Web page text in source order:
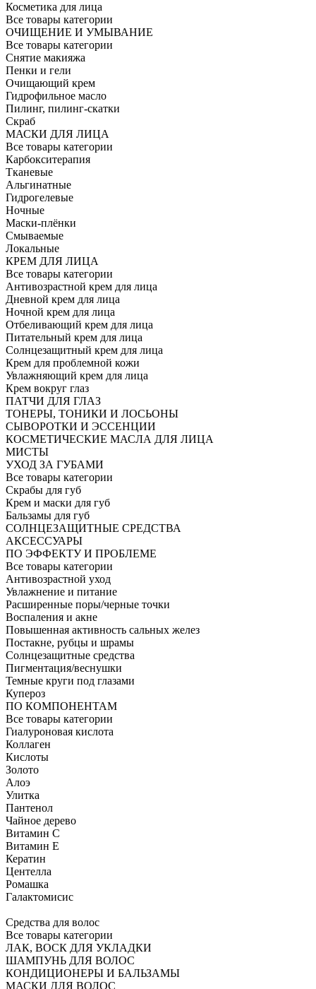
Косметика для лица
Все товары категории
ОЧИЩЕНИЕ И УМЫВАНИЕ
Все товары категории
Снятие макияжа
Пенки и гели
Очищающий крем
Гидрофильное масло
Пилинг, пилинг-скатки
Скраб
МАСКИ ДЛЯ ЛИЦА
Все товары категории
Карбокситерапия
Тканевые
Альгинатные
Гидрогелевые
Ночные
Маски-плёнки
Смываемые
Локальные
КРЕМ ДЛЯ ЛИЦА
Все товары категории
Антивозрастной крем для лица
Дневной крем для лица
Ночной крем для лица
Отбеливающий крем для лица
Питательный крем для лица
Солнцезащитный крем для лица
Крем для проблемной кожи
Увлажняющий крем для лица
Крем вокруг глаз
ПАТЧИ ДЛЯ ГЛАЗ
ТОНЕРЫ, ТОНИКИ И ЛОСЬОНЫ
СЫВОРОТКИ И ЭССЕНЦИИ
КОСМЕТИЧЕСКИЕ МАСЛА ДЛЯ ЛИЦА
МИСТЫ
УХОД ЗА ГУБАМИ
Все товары категории
Скрабы для губ
Крем и маски для губ
Бальзамы для губ
СОЛНЦЕЗАЩИТНЫЕ СРЕДСТВА
АКСЕССУАРЫ
ПО ЭФФЕКТУ И ПРОБЛЕМЕ
Все товары категории
Антивозрастной уход
Увлажнение и питание
Расширенные поры/черные точки
Воспаления и акне
Повышенная активность сальных желез
Постакне, рубцы и шрамы
Солнцезащитные средства
Пигментация/веснушки
Темные круги под глазами
Купероз
ПО КОМПОНЕНТАМ
Все товары категории
Гиалуроновая кислота
Коллаген
Кислоты
Золото
Алоэ
Улитка
Пантенол
Чайное дерево
Витамин C
Витамин Е
Кератин
Центелла
Ромашка
Галактомисис
Средства для волос
Все товары категории
ЛАК, ВОСК ДЛЯ УКЛАДКИ
ШАМПУНЬ ДЛЯ ВОЛОС
КОНДИЦИОНЕРЫ И БАЛЬЗАМЫ
МАСКИ ДЛЯ ВОЛОС